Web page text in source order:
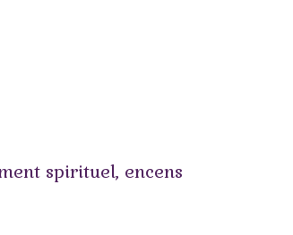
spirituel, encens